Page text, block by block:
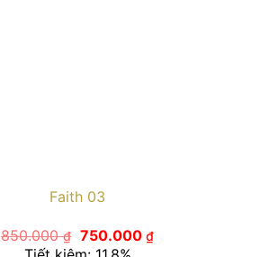
Faith 03
850.000₫ Giá
gốc
750.000 ₫Giá
hiện